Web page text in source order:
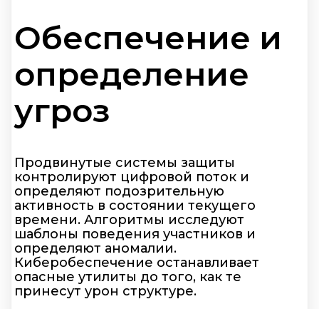
Обеспечение и
определение
угроз
Продвинутые системы защиты
контролируют цифровой поток и
определяют подозрительную
активность в состоянии текущего
времени. Алгоритмы исследуют
шаблоны поведения участников и
определяют аномалии.
Киберобеспечение останавливает
опасные утилиты до того, как те
принесут урон структуре.